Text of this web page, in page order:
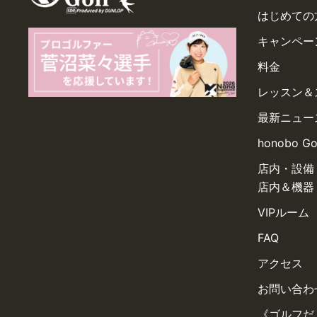
はじめての
キャンペー
料金
レッスン
最新ニュー
honobo
店内・設備
店内＆機器
VIPルーム
FAQ
アクセス
お問い合
《ゴルフ